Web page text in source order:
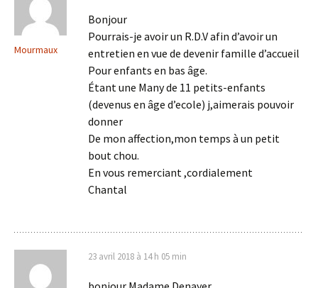
Mourmaux
Bonjour
Pourrais-je avoir un R.D.V afin d’avoir un
entretien en vue de devenir famille d’accueil
Pour enfants en bas âge.
Étant une Many de 11 petits-enfants
(devenus en âge d’ecole) j,aimerais pouvoir
donner
De mon affection,mon temps à un petit
bout chou.
En vous remerciant ,cordialement
Chantal
23 avril 2018 à 14 h 05 min